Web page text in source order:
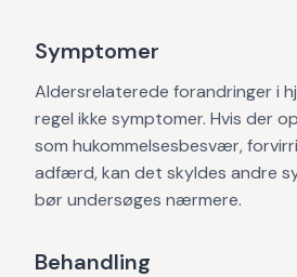
Symptomer
Aldersrelaterede forandringer i
regel ikke symptomer. Hvis der
som hukommelsesbesvær,
adfærd, kan det skyldes andre
bør undersøges nærmere.
Behandling